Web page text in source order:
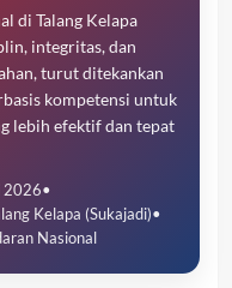
di Talang Kelapa
integritas, dan
turut ditekankan
kompetensi untuk
lebih efektif dan tepat
2026•
Kelapa (Sukajadi)•
Nasional